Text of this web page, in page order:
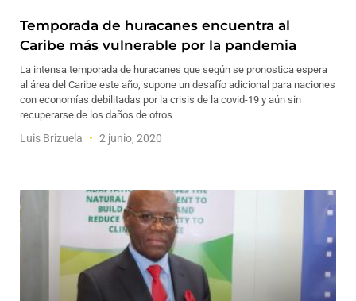
Temporada de huracanes encuentra al
Caribe más vulnerable por la pandemia
La intensa temporada de huracanes que según se pronostica espera
al área del Caribe este año, supone un desafío adicional para naciones
con economías debilitadas por la crisis de la covid-19 y aún sin
recuperarse de los daños de otros
Luis Brizuela 2 junio, 2020